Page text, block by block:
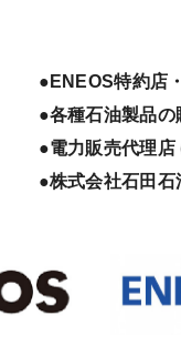
●ENEOS特約店
●各種石油製品
●電力販売代理
●株式会社石田石